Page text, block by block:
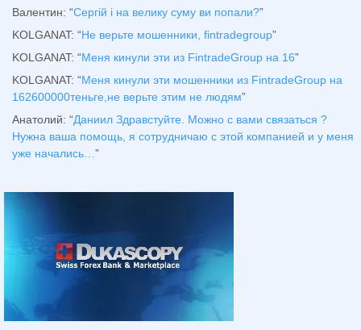
Валентин: “Сергій і на велику суму ви попали?”
KOLGANAT: “Не верьте мошенники, fintradegroup”
KOLGANAT: “Меня кинули эти из FintradeGroup на 16”
KOLGANAT: “Меня кинули эти мошенники из FintradeGroup на
162600000теньге,не верьте этим не людям”
Анатолий: “Даниил Здравстуйте. Можно с вами связаться ?
Нужна ваша помощь, я сотрудничаю с этой компанией и у меня
уже начались… ”